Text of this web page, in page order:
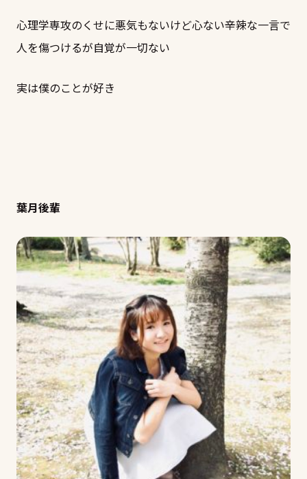
心理学専攻のくせに悪気もないけど心ない辛辣な一言で
人を傷つけるが自覚が一切ない
実は僕のことが好き
葉月後輩